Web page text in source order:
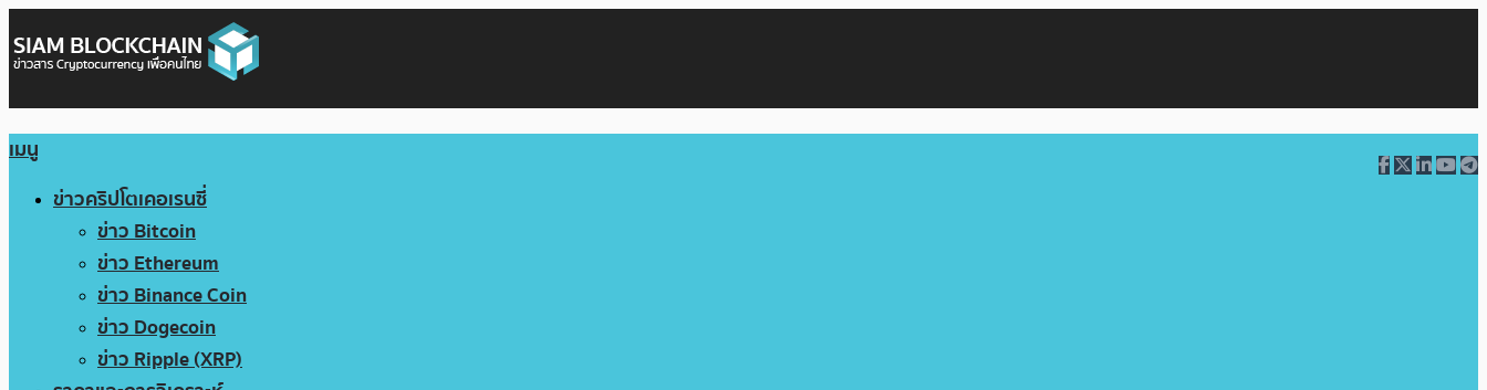
เมนู
ข่าวคริปโตเคอเรนซี่
ข่าว Bitcoin
ข่าว Ethereum
ข่าว Binance Coin
ข่าว Dogecoin
ข่าว Ripple (XRP)